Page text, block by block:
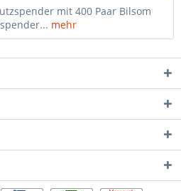
mit 400 Paar Bilsom
mehr